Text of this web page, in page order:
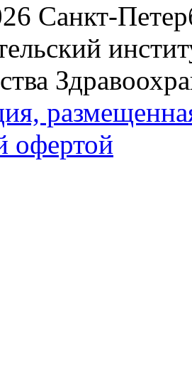
Санкт-
офертой